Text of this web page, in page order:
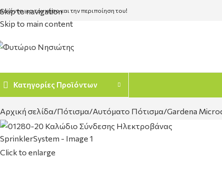
Skip to navigation
Skip to main content
για τον κήπο και την περιποίηση του!
Κατηγορίες Προϊόντων
Αρχική σελίδα Πότισμα Αυτόματο Πότισμα Gardena
Click to enlarge